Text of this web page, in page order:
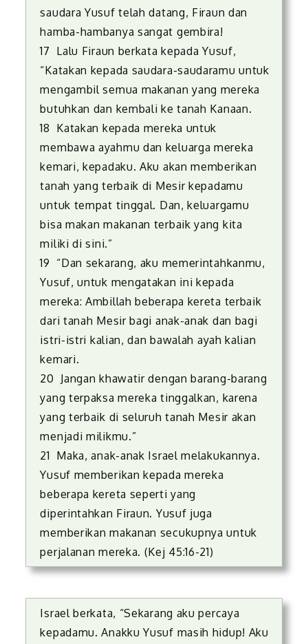
saudara Yusuf telah datang, Firaun dan
hamba-hambanya sangat gembira!
17 Lalu Firaun berkata kepada Yusuf,
“Katakan kepada saudara-saudaramu untuk
mengambil semua makanan yang mereka
butuhkan dan kembali ke tanah Kanaan.
18 Katakan kepada mereka untuk
membawa ayahmu dan keluarga mereka
kemari, kepadaku. Aku akan memberikan
tanah yang terbaik di Mesir kepadamu
untuk tempat tinggal. Dan, keluargamu
bisa makan makanan terbaik yang kita
miliki di sini.”
19 “Dan sekarang, aku memerintahkanmu,
Yusuf, untuk mengatakan ini kepada
mereka: Ambillah beberapa kereta terbaik
dari tanah Mesir bagi anak-anak dan bagi
istri-istri kalian, dan bawalah ayah kalian
kemari.
20 Jangan khawatir dengan barang-barang
yang terpaksa mereka tinggalkan, karena
yang terbaik di seluruh tanah Mesir akan
menjadi milikmu.”
21 Maka, anak-anak Israel melakukannya.
Yusuf memberikan kepada mereka
beberapa kereta seperti yang
diperintahkan Firaun. Yusuf juga
memberikan makanan secukupnya untuk
perjalanan mereka. (Kej 45:16-21)
Israel berkata, “Sekarang aku percaya
kepadamu. Anakku Yusuf masih hidup! Aku